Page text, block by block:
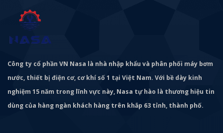
Công ty cổ phần VN Nasa là nhà nhập khẩu và phân phối máy bơm
nước, thiết bị điện cơ, cơ khí số 1 tại Việt Nam. Với bề dày kinh
nghiệm 15 năm trong lĩnh vực này, Nasa tự hào là thương hiệu tin
dùng của hàng ngàn khách hàng trên khắp 63 tỉnh, thành phố.